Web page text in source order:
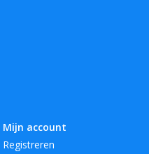
Mijn account
Registreren